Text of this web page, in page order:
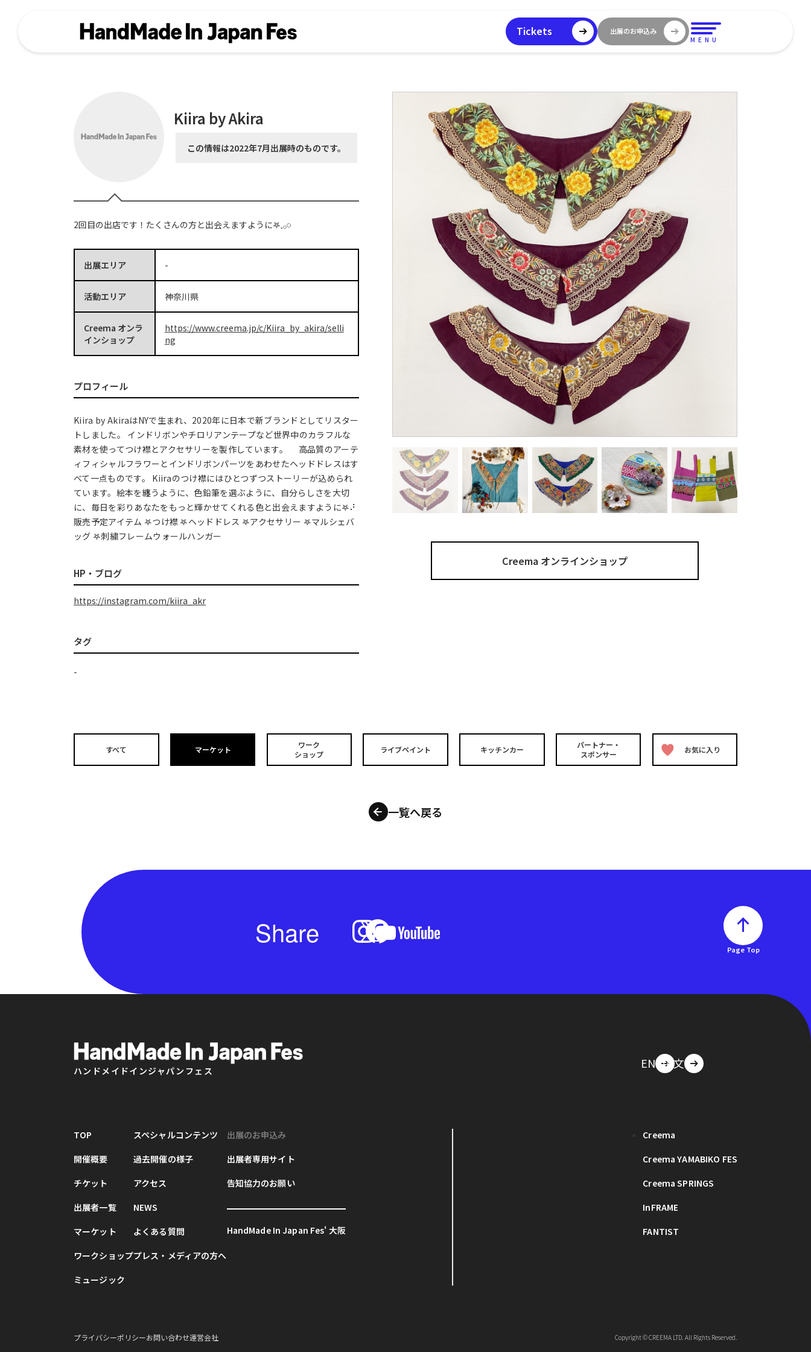
Tickets 出展のお申込み
MENU
Kiira by Akira
この情報は2022年7月出展時のものです。
2回目の出店です！たくさんの方と出会えますように𖤐𓈒𓂂𓏸
出展エリア -
活動エリア 神奈川県
Creema オンラ
インショップ
https://www.creema.jp/c/Kiira_by_akira/selli
ng
プロフィール
Kiira by AkiraはNYで生まれ、2020年に日本で新ブランドとしてリスター
トしました。 インドリボンやチロリアンテープなど世界中のカラフルな
素材を使ってつけ襟とアクセサリーを製作しています。 高品質のアーテ
ィフィシャルフラワーとインドリボンパーツをあわせたヘッドドレスはす
べて一点ものです。 Kiiraのつけ襟にはひとつずつストーリーが込められ
ています。絵本を纏うように、色鉛筆を選ぶように、自分らしさを大切
に、毎日を彩りあなたをもっと輝かせてくれる色と出会えますように𖤐⠜
販売予定アイテム 𖤐つけ襟 𖤐ヘッドドレス 𖤐アクセサリー 𖤐マルシェバ
ッグ 𖤐刺繍フレームウォールハンガー
HP・ブログ
https://instagram.com/kiira_akr
タグ
-
Creema オンラインショップ
すべて マーケット
ワーク
ショップ
ライブペイント キッチンカー
パートナー・
スポンサー
お気に入り
一覧へ戻る
Share
Page Top
ハンドメイドインジャパンフェス
EN 中文
TOP
開催概要
チケット
出展者一覧
マーケット
ワークショップ
ミュージック
スペシャルコンテンツ
過去開催の様子
アクセス
NEWS
よくある質問
プレス・メディアの方へ
出展のお申込み
出展者専用サイト
告知協力のお願い
HandMade In Japan Fes' 大阪
Creema
Creema YAMABIKO FES
Creema SPRINGS
InFRAME
FANTIST
プライバシーポリシーお問い合わせ運営会社 Copyright © CREEMA LTD. All Rights Reserved.